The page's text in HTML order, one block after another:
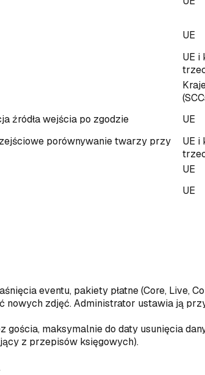
UE
UE i
źródła wejścia po zgodzie UE
porównywanie twarzy przy
UE i
UE
UE
eventu, pakiety płatne (Core, Live,
nowych zdjęć. Administrator ustawia ją
maksymalnie do daty usunięcia
z przepisów księgowych).